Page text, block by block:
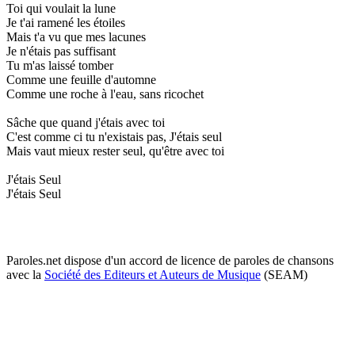
Toi qui voulait la lune
Je t'ai ramené les étoiles
Mais t'a vu que mes lacunes
Je n'étais pas suffisant
Tu m'as laissé tomber
Comme une feuille d'automne
Comme une roche à l'eau, sans ricochet
Sâche que quand j'étais avec toi
C'est comme ci tu n'existais pas, J'étais seul
Mais vaut mieux rester seul, qu'être avec toi
J'étais Seul
J'étais Seul
Paroles.net dispose d'un accord de licence de paroles de chansons
avec la Société des Editeurs et Auteurs de Musique (SEAM)